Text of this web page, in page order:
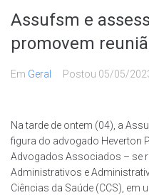
Assufsm e
promovem
Em Geral Postou 05/05/
Na tarde de ontem (04), a
figura do advogado Heverton
Advogados Associados – se
Administrativos e
Ciências da Saúde (CCS), em